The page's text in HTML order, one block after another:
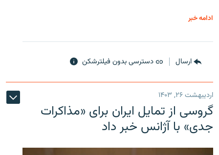
ادامه خبر
ارسال دسترسی بدون فیلترشکن
اردیبهشت ۲۶, ۱۴۰۳
گروسی از تمایل ایران برای «مذاکرات
جدی» با آژانس خبر داد